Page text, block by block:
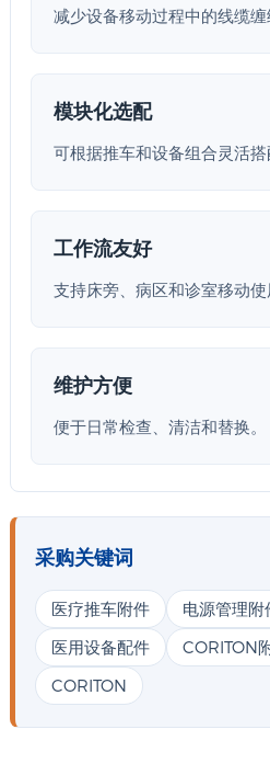
减少设备移动过程中的线缆缠
模块化选配
可根据推车和设备组合灵活搭
工作流友好
支持床旁、病区和诊室移动使
维护方便
便于日常检查、清洁和替换。
采购关键词
医疗推车附件 电源管理附
医用设备配件
CORITON
CORITON